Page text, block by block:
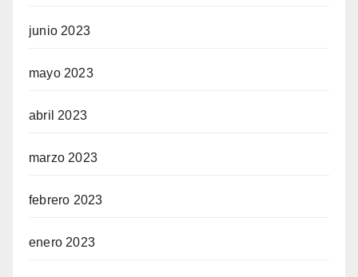
junio 2023
mayo 2023
abril 2023
marzo 2023
febrero 2023
enero 2023